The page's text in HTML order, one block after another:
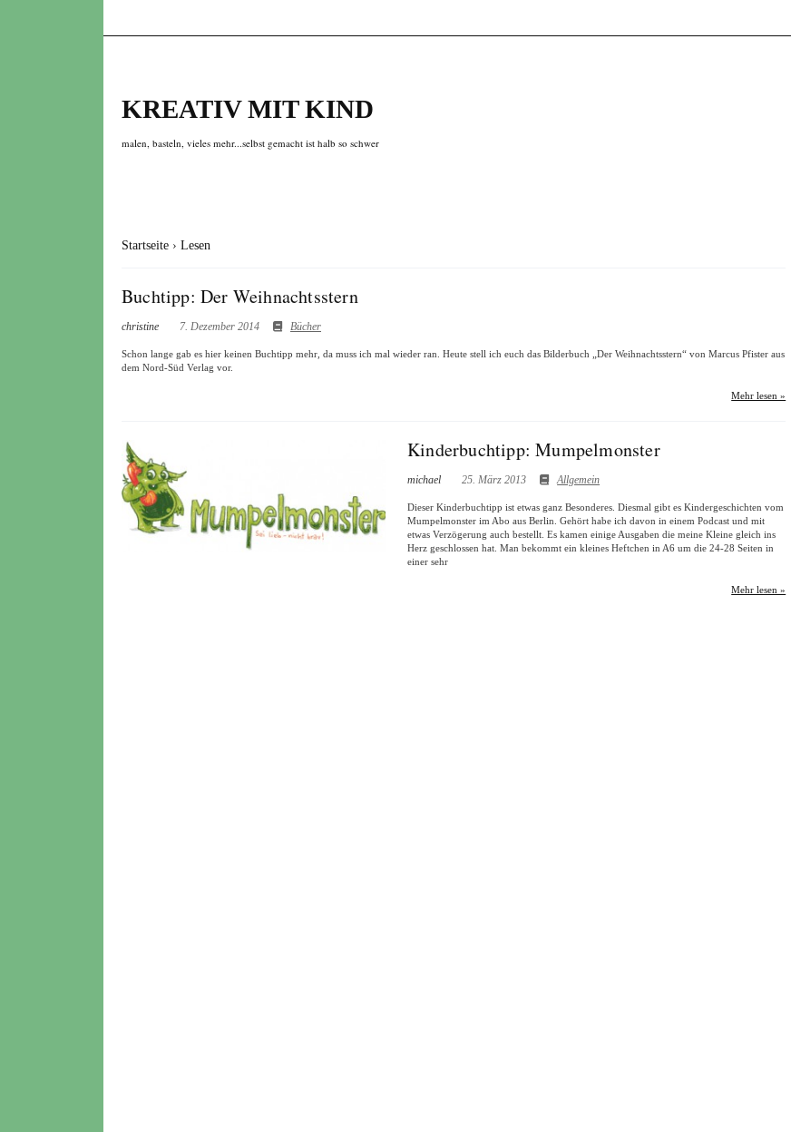
KREATIV MIT KIND
malen, basteln, vieles mehr...selbst gemacht ist halb so schwer
Startseite › Lesen
Buchtipp: Der Weihnachtsstern
christine 7. Dezember 2014 Bücher
Schon lange gab es hier keinen Buchtipp mehr, da muss ich mal wieder ran. Heute stell ich euch das Bilderbuch „Der Weihnachtsstern“ von Marcus Pfister aus
dem Nord-Süd Verlag vor.
Mehr lesen »
Kinderbuchtipp: Mumpelmonster
michael 25. März 2013 Allgemein
Dieser Kinderbuchtipp ist etwas ganz Besonderes. Diesmal gibt es Kindergeschichten vom
Mumpelmonster im Abo aus Berlin. Gehört habe ich davon in einem Podcast und mit
etwas Verzögerung auch bestellt. Es kamen einige Ausgaben die meine Kleine gleich ins
Herz geschlossen hat. Man bekommt ein kleines Heftchen in A6 um die 24-28 Seiten in
einer sehr
Mehr lesen »